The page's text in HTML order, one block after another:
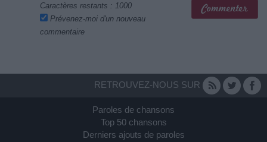
Caractères restants : 1000
Prévenez-moi d'un nouveau
commentaire
RETROUVEZ-NOUS SUR
Paroles de chansons
Top 50 chansons
Derniers ajouts de paroles